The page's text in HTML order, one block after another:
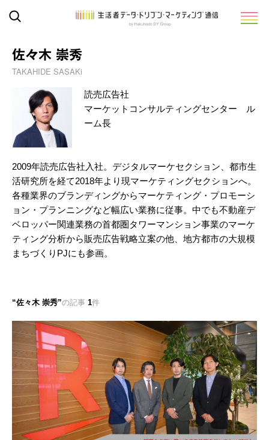
佐々木 崇秀
TAKAHIDE SASAKi
読売広告社
マーケットコンサルティングセンター ル
ーム長
2009年読売広告社入社。デジタルマーケセクション、都市生
活研究所を経て2018年より現マーケティングセクションへ。
各種業界のブランディングからマーケティング・プロモーシ
ョン・プランニングなど幅広い業務に従事。中でも不動産デ
ベロッパー関連業務の首都圏タワーマンション事業のマーケ
ティング分析から販売広告戦略立案の他、地方都市の大規模
まちづくりPJにも参画。
佐々木 崇秀 の記事 1件